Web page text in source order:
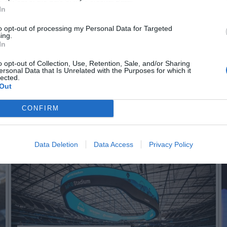
opt-out of processing my Personal Data for Targeted
opt-out of Collection, Use, Retention, Sale, and/or Sharing
Data that Is Unrelated with the Purposes for which it
CONFIRM
Data Deletion Data Access Privacy Policy
no formas parte de 2Playbook
¡Hazte Socio para acceder a este contenido exclusivo!
¡Suscríbete! Inicia sesión